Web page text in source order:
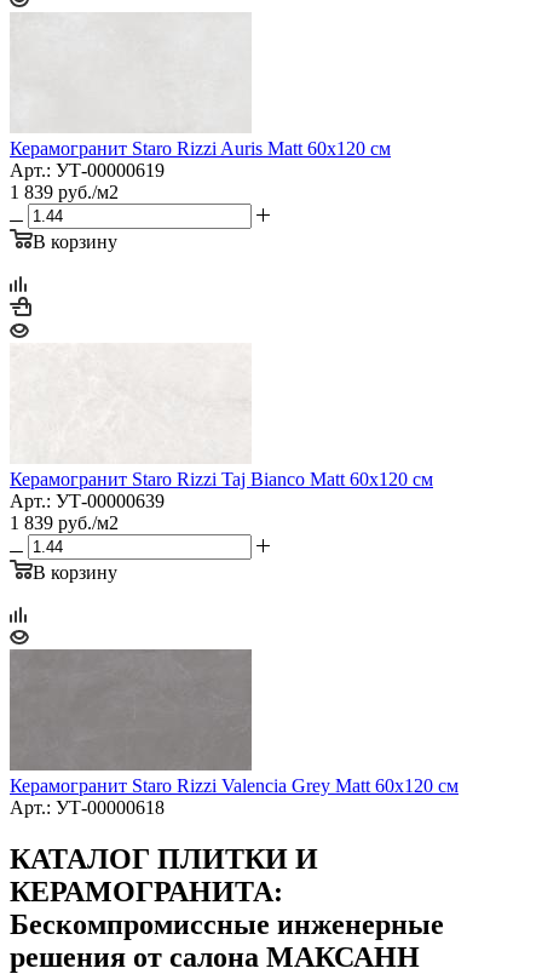
Керамогранит Staro Rizzi Auris Matt 60x120 см
Арт.: УТ-00000619
1 839 руб./м2
В корзину
Керамогранит Staro Rizzi Taj Bianco Matt 60x120 см
Арт.: УТ-00000639
1 839 руб./м2
В корзину
Керамогранит Staro Rizzi Valencia Grey Matt 60x120 см
Арт.: УТ-00000618
КАТАЛОГ ПЛИТКИ И
КЕРАМОГРАНИТА:
Бескомпромиссные инженерные
решения от салона МАКСАНН